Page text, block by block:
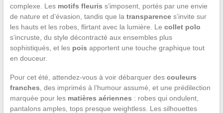
complexe. Les motifs fleuris s’imposent, portés par une envie
de nature et d’évasion, tandis que la transparences’invite sur
les hauts et les robes, flirtant avec la lumière. Le collet polo
s’incruste, du style décontracté aux ensembles plus
sophistiqués, et les pois apportent une touche graphique tout
en douceur.
Pour cet été, attendez-vous à voir débarquer des couleurs
franches , des imprimés à l’humour assumé, et une prédilection
marquée pour les matières aériennes : robes qui ondulent,
pantalons amples, tops presque weightless. Les silhouettes